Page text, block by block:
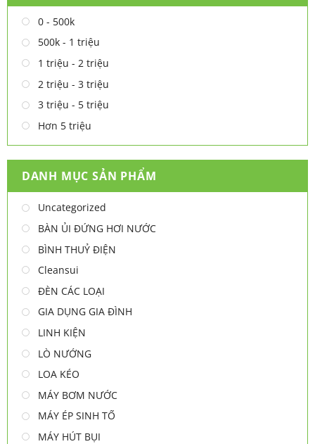
0 - 500k
500k - 1 triệu
1 triệu - 2 triệu
2 triệu - 3 triệu
3 triệu - 5 triệu
Hơn 5 triệu
DANH MỤC SẢN PHẨM
Uncategorized
BÀN ỦI ĐỨNG HƠI NƯỚC
BÌNH THUỶ ĐIỆN
Cleansui
ĐÈN CÁC LOẠI
GIA DỤNG GIA ĐÌNH
LINH KIỆN
LÒ NƯỚNG
LOA KÉO
MÁY BƠM NƯỚC
MÁY ÉP SINH TỐ
MÁY HÚT BỤI